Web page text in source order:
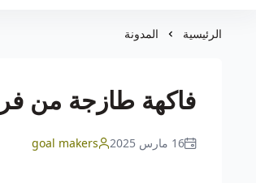
الرئيسية المدونة
فاكهة طازجة من
16 مارس 2025 goal makers